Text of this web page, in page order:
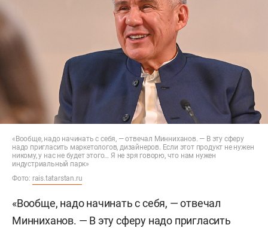
«Вообще, надо начинать с себя, — отвечал Минниханов. — В эту сферу
надо пригласить маркетологов, дизайнеров. Если этот продукт не нужен
никому, у нас не будет этого… Я не зря говорю, что нам нужен
индустриальный парк»
Фото: rais.tatarstan.ru
«Вообще, надо начинать с себя, — отвечал
Минниханов. — В эту сферу надо пригласить